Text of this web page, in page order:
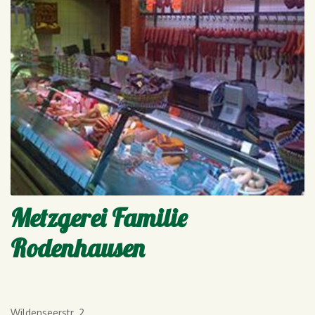
Metzgerei Familie
Rodenhausen
Wildenseerstr. 2